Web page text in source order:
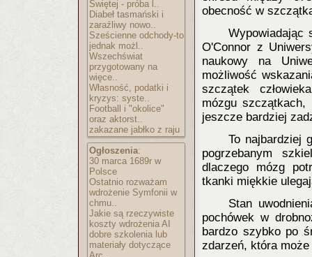
Świętej - próba l..
Diabeł tasmański i
zaraźliwy nowo..
Sześcienne odchody-to
jednak możl..
Wszechświat
przygotowany na
więce..
Własność, podatki i
kryzys: syste..
Football i "okolice"
oraz aktorst..
zakazane jabłko z raju
Ogłoszenia:
30 marca 1689r w
Polsce
Ostatnio rozważam
wdrożenie Symfonii w
chmu..
Jakie są rzeczywiste
koszty wdrożenia AI
dobre szkolenia lub
materiały dotyczące
obecność w
Wypowiadając
O'Connor z
naukowy na
możliwość
szczątek
mózgu
jeszcze bardziej
To najbardziej
pogrzebanym
dlaczego mózg
tkanki miękkie
Stan
pochówek w
bardzo szybko po
zdarzeń, która